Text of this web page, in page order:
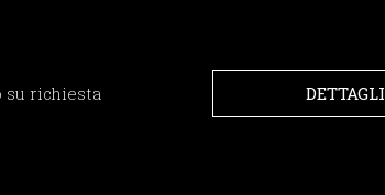
su richiesta DETTAGLI